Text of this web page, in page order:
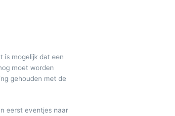
is mogelijk dat een
moet worden
gehouden met de
eerst eventjes naar